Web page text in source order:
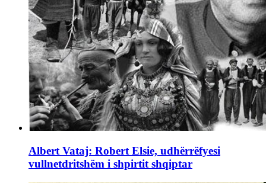
Albert Vataj: Robert Elsie, udhërrëfyesi
vullnetdritshëm i shpirtit shqiptar